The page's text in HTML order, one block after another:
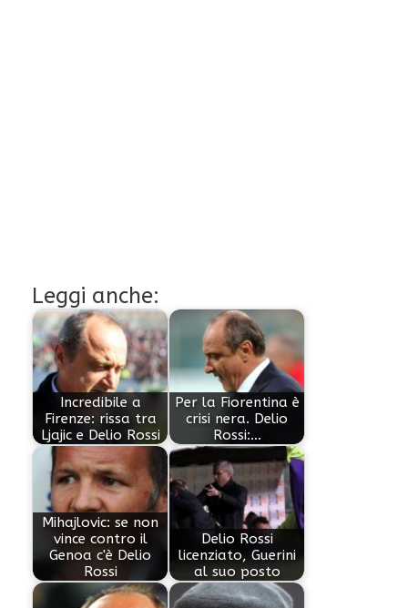
Leggi anche:
Incredibile a
Firenze: rissa tra
Ljajic e Delio Rossi
Per la Fiorentina è
crisi nera. Delio
Rossi:…
Mihajlovic: se non
vince contro il
Genoa c'è Delio
Rossi
Delio Rossi
licenziato, Guerini
al suo posto